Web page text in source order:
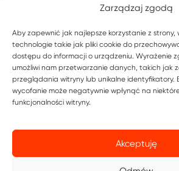
Zarządzaj zgodą
Aby zapewnić jak najlepsze korzystanie z strony,
technologie takie jak pliki cookie do
dostępu do informacji o urządzeniu. Wyrażenie
umożliwi nam przetwarzanie danych, takich jak
przeglądania witryny lub unikalne identyfikatory.
wycofanie może negatywnie wpłynąć na
funkcjonalności witryny.
Akceptuję
Kontakt
Aplikuj o pracę Polityka
Polityka cookies Ogólne
PODATKI